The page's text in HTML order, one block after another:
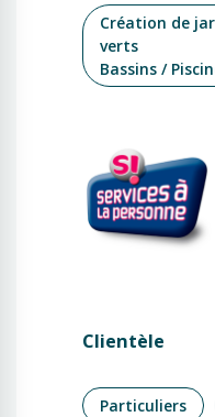
Création de
verts
Bassins /
Clientèle
Particuliers